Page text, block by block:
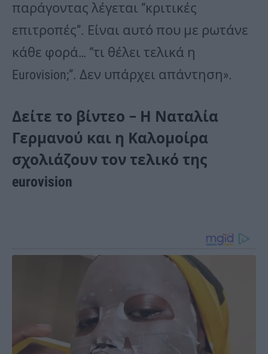
παράγοντας λέγεται “κριτικές
επιτροπές”. Είναι αυτό που με ρωτάνε
κάθε φορά… “τι θέλει τελικά η
Eurovision;”. Δεν υπάρχει απάντηση».
Δείτε το βίντεο – Η Ναταλία
Γερμανού και η Καλομοίρα
σχολιάζουν τον τελικό της
eurovision